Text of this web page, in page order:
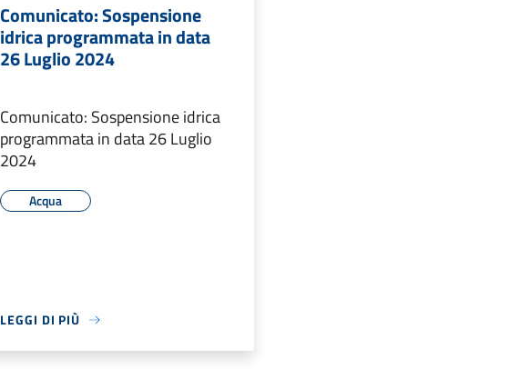
Comunicato: Sospensione
idrica programmata in data
26 Luglio 2024
Comunicato: Sospensione idrica
programmata in data 26 Luglio
2024
Acqua
LEGGI DI PIÙ